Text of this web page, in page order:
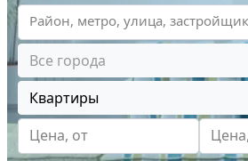
Все города
Квартиры
Цена, от
Район, метро, улица,